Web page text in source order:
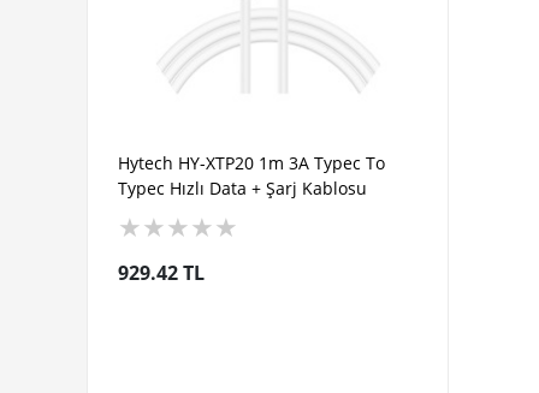
Hytech HY-XTP20 1m 3A Typec To
Typec Hızlı Data + Şarj Kablosu
★★★★★
929.42 TL